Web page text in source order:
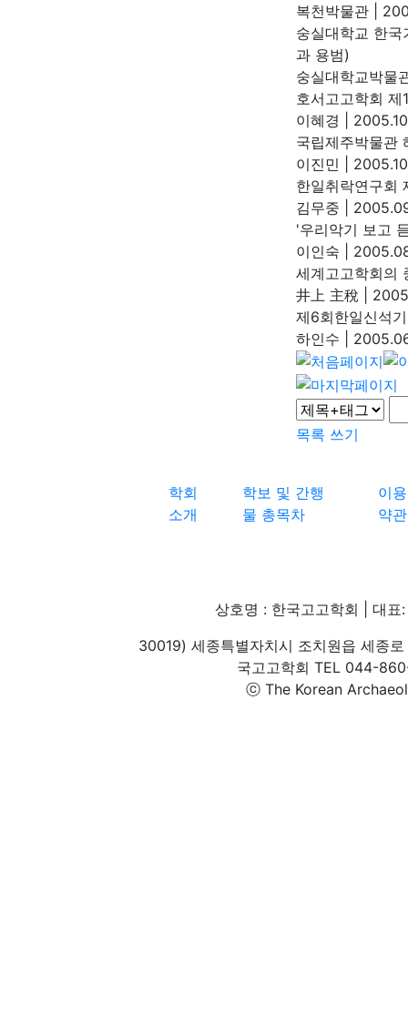
복천박물관
숭실대학교 한
과 용범)
숭실대학교박물
호서고고학회
이혜경
국립제주박물관
이진민
한일취락연구회
김무중
'우리악기 보고
이인숙
세계고고학회의
井上 主稅
제6회한일신석
하인수
목록 쓰기
학회
소개
학보 및 간행
물 총목차
이용
약관
상호명 : 한국고고학회 | 대
30019) 세종특별자치시 조치원읍 세종
국고고학회 TEL 044-
ⓒ The Korean